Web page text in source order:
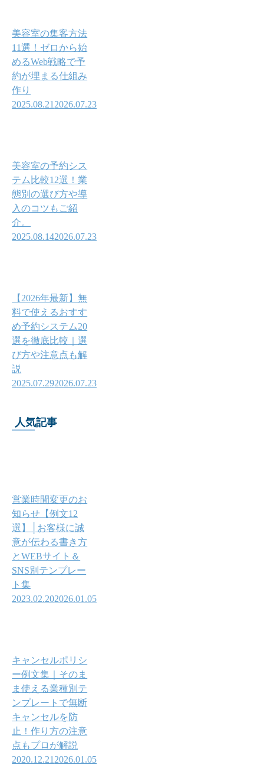
美容室の集客方法
11選！ゼロから始
めるWeb戦略で予
約が埋まる仕組み
作り
2025.08.21 2026.07.23
美容室の予約シス
テム比較12選！業
態別の選び方や導
入のコツもご紹
介。
2025.08.142026.07.23
【2026年最新】無
料で使えるおすす
め予約システム20
選を徹底比較｜選
び方や注意点も解
説
2025.07.292026.07.23
人気記事
営業時間変更のお
知らせ【例文12
選】│お客様に誠
意が伝わる書き方
とWEBサイト＆
SNS別テンプレー
ト集
2023.02.202026.01.05
キャンセルポリシ
ー例文集｜そのま
ま使える業種別テ
ンプレートで無断
キャンセルを防
止！作り方の注意
点もプロが解説
2020.12.21 2026.01.05